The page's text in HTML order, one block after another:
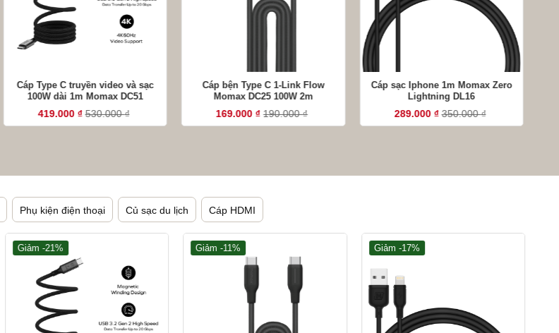
Cáp Type C truyền video và sạc
100W dài 1m Momax DC51
419.000 ₫ 530.000₫
Cáp bện Type C 1-Link Flow
Momax DC25 100W 2m
169.000 ₫ 190.000₫
Cáp sạc Iphone 1m Momax Zero
Lightning DL16
289.000 ₫ 350.000₫
Phụ kiện điện thoại Củ sạc du lịch Cáp HDMI
Giảm -21% Giảm -11% Giảm -17%